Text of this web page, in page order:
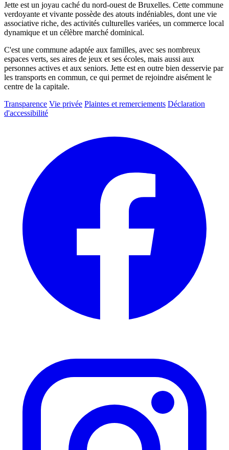
Jette est un joyau caché du nord-ouest de Bruxelles. Cette commune
verdoyante et vivante possède des atouts indéniables, dont une vie
associative riche, des activités culturelles variées, un commerce local
dynamique et un célèbre marché dominical.
C'est une commune adaptée aux familles, avec ses nombreux
espaces verts, ses aires de jeux et ses écoles, mais aussi aux
personnes actives et aux seniors. Jette est en outre bien desservie par
les transports en commun, ce qui permet de rejoindre aisément le
centre de la capitale.
Transparence Vie privée Plaintes et remerciements Déclaration
d'accessibilité